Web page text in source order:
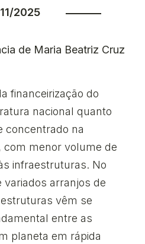
2025
de Maria Beatriz Cruz
financeirização do
nacional quanto
concentrado na
com menor volume de
infraestruturas. No
variados arranjos de
vêm se
entre as
planeta em rápida